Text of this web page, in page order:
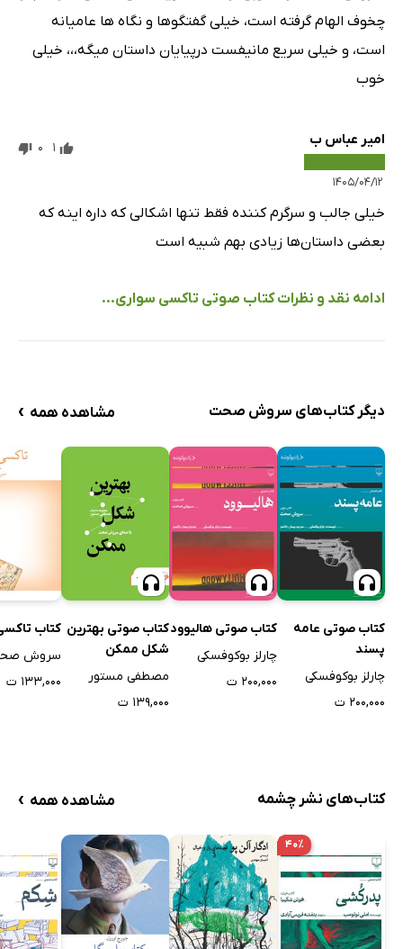
چخوف الهام گرفته است، خیلی گفتگوها و نگاه ها عامیانه
است، و خیلی سریع مانیفست درپیایان داستان میگه،،، خیلی
خوب
امیر عباس ب
۱۴۰۵/۰۴/۱۲
1
0
خیلی جالب و سرگرم کننده فقط تنها اشکالی که داره اینه که
بعضی داستان‌ها زیادی بهم شبیه است
ادامه نقد و نظرات کتاب صوتی تاکسی سواری...
دیگر کتاب‌های سروش صحت مشاهده همه ›
کتاب صوتی عامه
پسند
چارلز بوکوفسکی
۲۰۰,۰۰۰ ت
کتاب صوتی هالیوود
چارلز بوکوفسکی
۲۰۰,۰۰۰ ت
کتاب صوتی بهترین
شکل ممکن
مصطفی مستور
۱۳۹,۰۰۰ ت
کتاب
سروش
۱۳۳,۰۰۰ ت
کتاب‌های نشر چشمه مشاهده همه ›
۴۰٪